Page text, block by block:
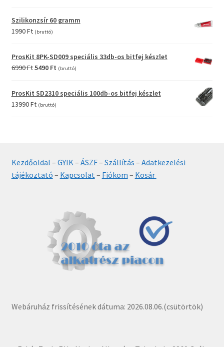
was:
is:
1990 Ft.
Szilikonzsír 60 gramm
1990Ft (bruttó)
ProsKit 8PK-SD009 speciális 33db-os bitfej készlet
6990FtOriginal
was:
6990 Ft.
5490 FtCurrent
is:
5490 Ft.
(bruttó)
ProsKit SD2310 speciális 100db-os bitfej készlet
13990Ft (bruttó)
Kezdőoldal – GYIK – ÁSZF– Szállítás – Adatkezelési
tájékoztató – Kapcsolat – Fiókom – Kosár
Webáruház frissítésének dátuma: 2026.08.06.(csütörtök)